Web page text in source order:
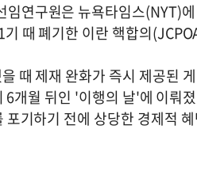
연구원은 뉴욕타임스(NYT)
때 폐기한 이란 핵합의
때 제재 완화가 즉시 제공된
6개월 뒤인 '이행의 날'에 이뤄
기하기 전에 상당한 경제적